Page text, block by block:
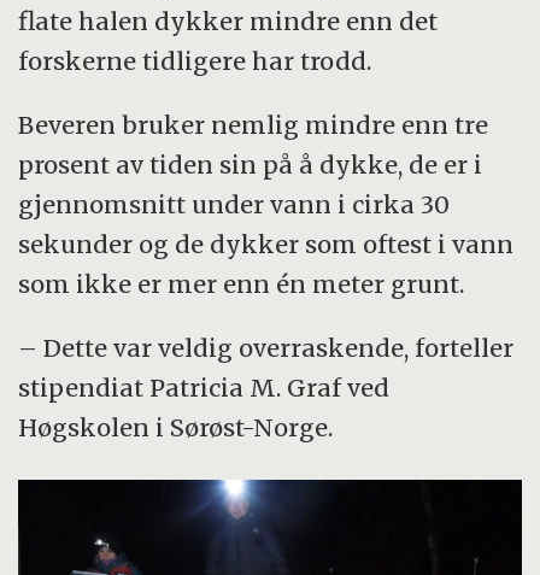
Professor Klaus Hackländer, University of
Natural Resources and Life Sciences,
Vienna, AT
Professor Rory Wilson, Swansea
University, UK
Patricia Maria Graf disputerte 24. februar
med en avhandling om sporing av bever.
Doktorgraden ble avlagt på HSNs
doktorgradsprogram i økologi.
flate halen dykker mindre enn det
forskerne tidligere har trodd.
Beveren bruker nemlig mindre enn tre
prosent av tiden sin på å dykke, de er i
gjennomsnitt under vann i cirka 30
sekunder og de dykker som oftest i vann
som ikke er mer enn én meter grunt.
– Dette var veldig overraskende, forteller
stipendiat Patricia M. Graf ved
Høgskolen i Sørøst-Norge.